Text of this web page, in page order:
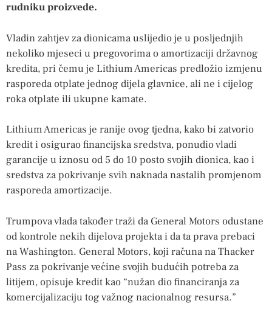
rudniku proizvede.
Vladin zahtjev za dionicama uslijedio je u posljednjih
nekoliko mjeseci u pregovorima o amortizaciji državnog
kredita, pri čemu je Lithium Americas predložio izmjenu
rasporeda otplate jednog dijela glavnice, ali ne i cijelog
roka otplate ili ukupne kamate.
Lithium Americas je ranije ovog tjedna, kako bi zatvorio
kredit i osigurao financijska sredstva, ponudio vladi
garancije u iznosu od 5 do 10 posto svojih dionica, kao i
sredstva za pokrivanje svih naknada nastalih promjenom
rasporeda amortizacije.
Trumpova vlada također traži da General Motors odustane
od kontrole nekih dijelova projekta i da ta prava prebaci
na Washington. General Motors, koji računa na Thacker
Pass za pokrivanje većine svojih budućih potreba za
litijem, opisuje kredit kao “nužan dio financiranja za
komercijalizaciju tog važnog nacionalnog resursa.”